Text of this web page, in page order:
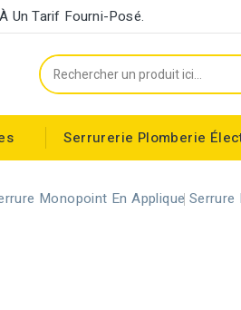
Un Tarif Fourni-Posé.
Serrurerie Plomberie
Monopoint En Applique Serrure